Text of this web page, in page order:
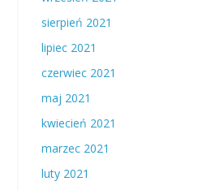
sierpień 2021
lipiec 2021
czerwiec 2021
maj 2021
kwiecień 2021
marzec 2021
luty 2021